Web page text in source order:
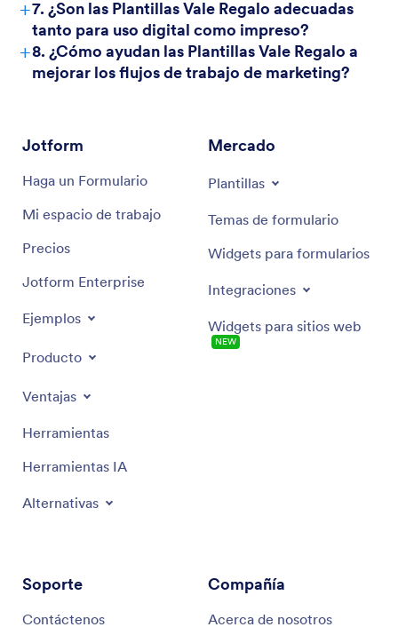
+7. ¿Son las Plantillas Vale Regalo adecuadas
tanto para uso digital como impreso?
+8. ¿Cómo ayudan las Plantillas Vale Regalo a
mejorar los flujos de trabajo de marketing?
Jotform
Haga un Formulario
Mi espacio de trabajo
Precios
Jotform Enterprise
Ejemplos
Producto
Ventajas
Herramientas
Herramientas IA
Alternativas
Mercado
Plantillas
Temas de formulario
Widgets para formularios
Integraciones
Widgets para sitios web
NEW
Soporte
Contáctenos
Compañía
Acerca de nosotros